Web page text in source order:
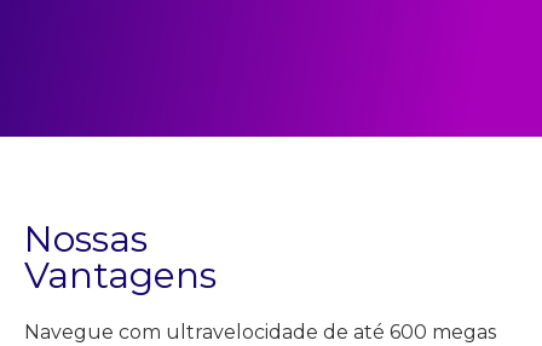
Nossas
Vantagens
Navegue com ultravelocidade de até 600 megas